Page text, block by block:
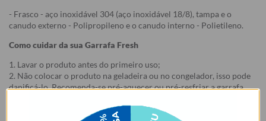
- Frasco - aço inoxidável 304 (aço inoxidável 18/8), tampa e o
canudo externo - Polipropileno e o canudo interno - Polietileno.
Como cuidar da sua Garrafa Fresh
1. Lavar o produto antes do primeiro uso;
2. Não colocar o produto na geladeira ou no congelador, isso pode
danificá-lo. Recomenda-se pré-aquecer ou pré-resfriar a garrafa